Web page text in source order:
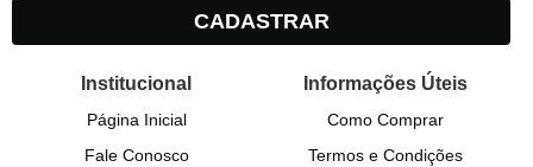
CADASTRAR
Institucional
Página Inicial
Fale Conosco
Informações Úteis
Como Comprar
Termos e Condições